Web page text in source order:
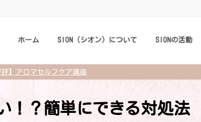
ホーム SION（シオン）について SIONの活動
評】アロマセルフケア講座
！？簡単にできる対処法